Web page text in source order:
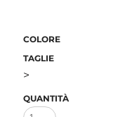
COLORE
TAGLIE
>
QUANTITÀ